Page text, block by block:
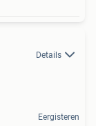
Details
Eergisteren